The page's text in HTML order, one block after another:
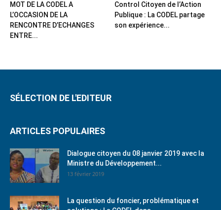
MOT DE LA CODEL A
L’OCCASION DE LA
RENCONTRE D’ECHANGES
ENTRE...
Control Citoyen de l’Action
Publique : La CODEL partage
son expérience...
SÉLECTION DE L'EDITEUR
ARTICLES POPULAIRES
Dialogue citoyen du 08 janvier 2019 avec la
Ministre du Développement...
13 février 2019
La question du foncier, problématique et